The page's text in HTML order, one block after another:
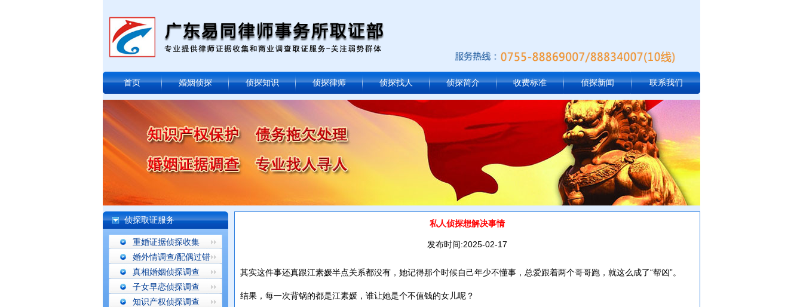
首页 婚姻侦探 侦探知识 侦探律师 侦探找人 侦探简介 收费标准 侦探新闻 联系我们
侦探取证服务
重婚证据侦探收集
婚外情调查/配偶过错
真相婚姻侦探调查
子女早恋侦探调查
知识产权侦探调查
私人侦探想解决事情
发布时间:2025-02-17
其实这件事还真跟江素媛半点关系都没有，她记得那个时候自己年少不懂事，总爱跟着两个哥哥跑，就这么成了“帮凶”。
结果，每一次背锅的都是江素媛，谁让她是个不值钱的女儿呢？